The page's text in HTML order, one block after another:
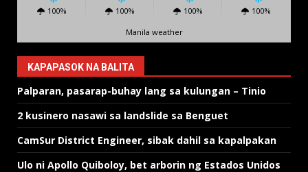
100% 100% 100% 100%
Manila weather
KAPAPASOK NA BALITA
Palparan, pasarap-buhay lang sa kulungan – Tinio
2 kusinero nasawi sa landslide sa Benguet
CamSur District Engineer, sibak dahil sa kapalpakan
Ulo ni Apollo Quiboloy, bet arborin ng Estados Unidos